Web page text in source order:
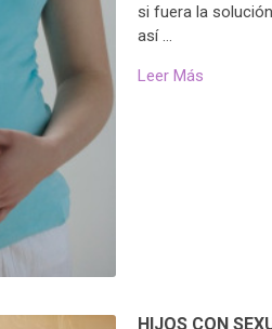
si fuera la
así …
Leer Más
HIJOS CON